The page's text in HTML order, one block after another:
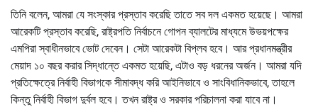
তিনি বলেন, আমরা যে সংস্কার প্রস্তাব করেছি তাতে সব দল একমত হয়েছে। আমরা
আরেকটি প্রস্তাব করেছি, রাষ্ট্রপতি নির্বাচনে গোপন ব্যালটের মাধ্যমে উভয়পক্ষের
এমপিরা স্বাধীনভাবে ভোট দেবেন। সেটা আরেকটা বিপ্লব হবে। আর প্রধানমন্ত্রীর
মেয়াদ ১০ বছর করার সিদ্ধান্তে একমত হয়েছি, এটাও বড় ধরনের অর্জন। আমরা যদি
প্রতিক্ষেত্রে নির্বাহী বিভাগকে সীমাবদ্ধ করি আইনিভাবে ও সাংবিধানিকভাবে, তাহলে
কিন্তু নির্বাহী বিভাগ দুর্বল হবে। তখন রাষ্ট্র ও সরকার পরিচালনা করা যাবে না।